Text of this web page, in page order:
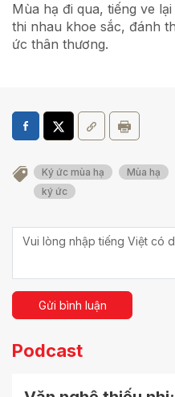
Mùa hạ đi qua, tiếng ve
thi nhau khoe sắc, đánh
ức thân thương.
Ký ức mùa hạ Mùa hạ
ký ức
Gửi bình luận
Podcast